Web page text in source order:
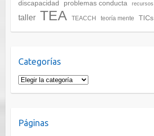
discapacidad
problemas conducta recursos
taller TEA TEACCH teoría mente TICs
Categorías
Categorías
Páginas